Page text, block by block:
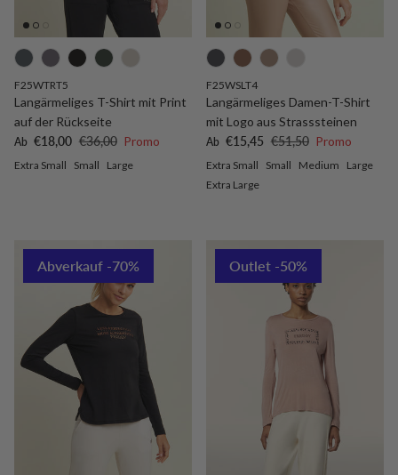
F25WTRT5
Langärmeliges T-Shirt mit Print
auf der Rückseite
Verkaufspreis
Ab €18,00 Normaler Preis
€36,00 Promo
Extra Small Small Large
F25WSLT4
Langärmeliges Damen-T-Shirt
mit Logo aus Strasssteinen
Verkaufspreis
Ab €15,45 Normaler Preis
€51,50 Promo
Extra Small Small Medium
Large
Extra Large
Abverkauf -70% Outlet -50%